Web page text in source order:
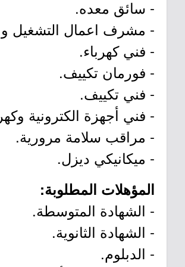
- سائق معده.
- مشرف اعمال التشغيل
- فني كهرباء.
- فورمان تكييف.
- فني تكييف.
- فني أجهزة الكترونية
- مراقب سلامة مرورية.
- ميكانيكي ديزل.
المؤهلات المطلوبة:
- الشهادة المتوسطة.
- الشهادة الثانوية.
- الدبلوم.